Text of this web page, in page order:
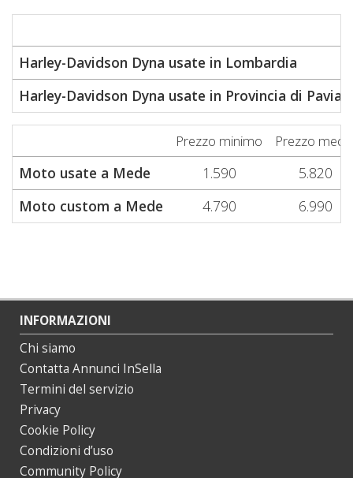
Harley-Davidson Dyna usate in Lombardia
Harley-Davidson Dyna usate in Provincia di Pavia
Prezzo minimo Prezzo
Moto usate a Mede 1.590
5.820
Moto custom a Mede
4.790 6.990
INFORMAZIONI
Chi siamo
Contatta Annunci InSella
Termini del servizio
Privacy
Cookie Policy
Condizioni d’uso
Community Policy